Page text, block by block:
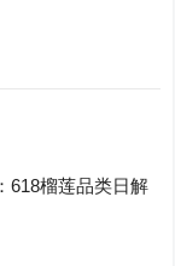
618榴莲品类日解